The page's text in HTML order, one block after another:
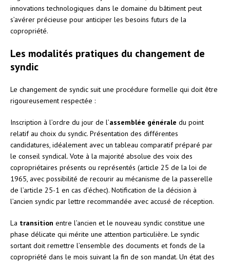
innovations technologiques dans le domaine du bâtiment peut
s’avérer précieuse pour anticiper les besoins futurs de la
copropriété.
Les modalités pratiques du changement de
syndic
Le changement de syndic suit une procédure formelle qui doit être
rigoureusement respectée :
Inscription à l’ordre du jour de l’assemblée générale du point
relatif au choix du syndic. Présentation des différentes
candidatures, idéalement avec un tableau comparatif préparé par
le conseil syndical. Vote à la majorité absolue des voix des
copropriétaires présents ou représentés (article 25 de la loi de
1965, avec possibilité de recourir au mécanisme de la passerelle
de l’article 25-1 en cas d’échec). Notification de la décision à
l’ancien syndic par lettre recommandée avec accusé de réception.
La transition entre l’ancien et le nouveau syndic constitue une
phase délicate qui mérite une attention particulière. Le syndic
sortant doit remettre l’ensemble des documents et fonds de la
copropriété dans le mois suivant la fin de son mandat. Un état des